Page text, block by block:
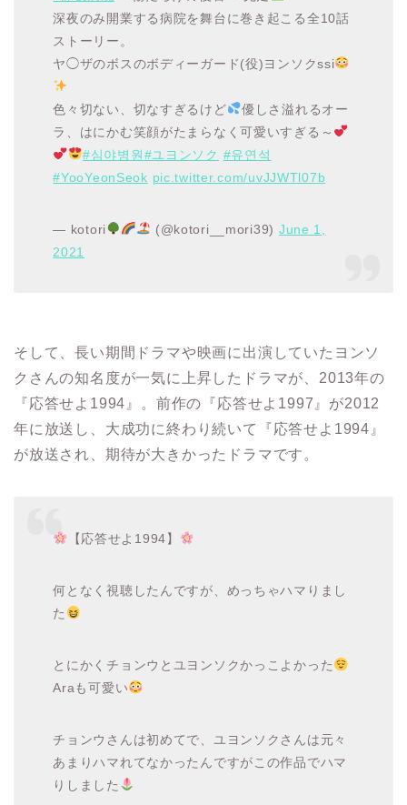
深夜のみ開業する病院を舞台に巻き起こる全10話
ストーリー。
ヤ◯ザのボスのボディーガード(役)ヨンソクssi
色々切ない、切なすぎるけど
優しさ溢れるオー
ラ、はにかむ笑顔がたまらなく可愛いすぎる～
#심야병원#ユヨンソク #유연석
#YooYeonSeok pic.twitter.com/uvJJWTl07b
— kotori (@kotori__mori39) June 1,
2021
そして、長い期間ドラマや映画に出演していたヨンソ
クさんの知名度が一気に上昇したドラマが、2013年の
『応答せよ1994 』。 前作の『応答せよ1997』が2012
年に放送し、大成功に終わり続いて『応答せよ1994 』
が放送され、期待が大きかったドラマです。
【応答せよ1994】
何となく視聴したんですが、めっちゃハマりまし
た
とにかくチョンウとユヨンソクかっこよかった
Araも可愛い
チョンウさんは初めてで、ユヨンソクさんは元々
あまりハマれてなかったんですがこの作品でハマ
りしました